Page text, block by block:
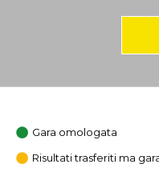
Gara omologata
Risultati trasferiti ma